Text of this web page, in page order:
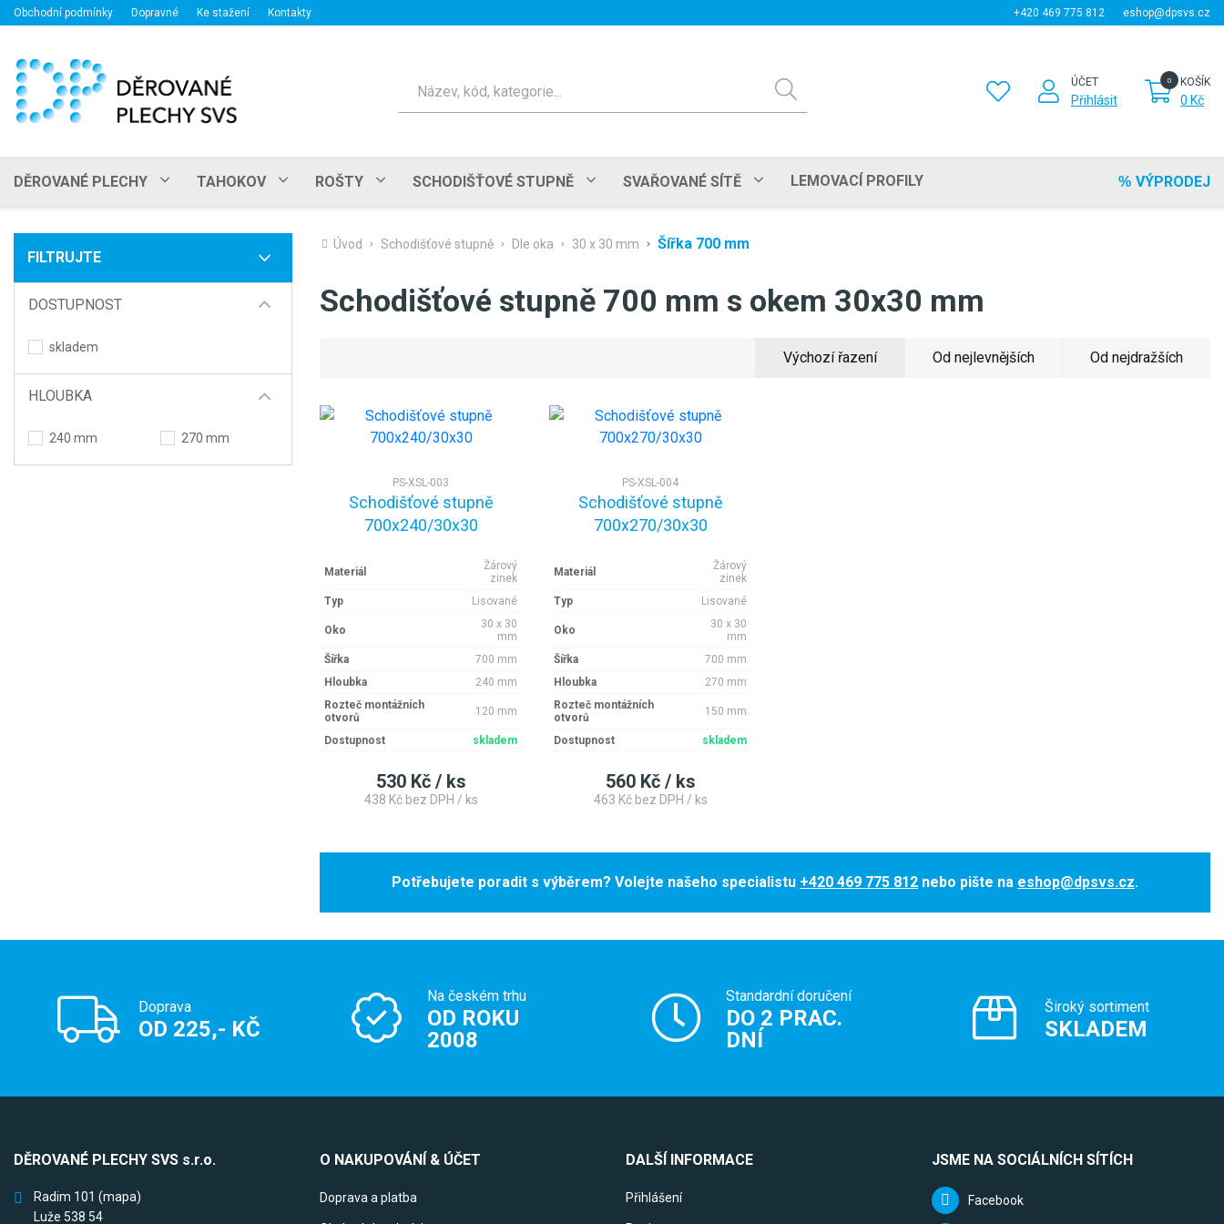
Obchodní podmínky Dopravné Ke stažení Kontakty +420 469 775 812 eshop@dpsvs.cz
ÚČET
Přihlásit
KOŠÍK
0 Kč
DĚROVANÉ PLECHY TAHOKOV ROŠTY SCHODIŠŤOVÉ STUPNĚ SVAŘOVANÉ SÍTĚ LEMOVACÍ PROFILY VÝPRODEJ
FILTRUJTE
DOSTUPNOST
skladem
HLOUBKA
240 mm 270 mm
Úvod Schodišťové stupně Dle oka 30 x 30 mm Šířka 700 mm
Schodišťové stupně 700 mm s okem 30x30 mm
Výchozí řazení Od nejlevnějších Od nejdražších
PS-XSL-003
Schodišťové stupně
700x240/30x30
Materiál
Žárový
zinek
Typ
Lisované
Oko
30 x 30
mm
Šířka
700 mm
Hloubka
240 mm
Rozteč montážních
otvorů
120 mm
Dostupnost skladem
530 Kč / ks
438 Kč bez DPH / ks
PS-XSL-004
Schodišťové stupně
700x270/30x30
Materiál
Žárový
zinek
Typ
Lisované
Oko
30 x 30
mm
Šířka
700 mm
Hloubka
270 mm
Rozteč montážních
otvorů
150 mm
Dostupnost skladem
560 Kč / ks
463 Kč bez DPH / ks
Potřebujete poradit s výběrem? Volejte našeho specialistu +420 469 775 812 nebo pište na eshop@dpsvs.cz.
Doprava
OD 225,- KČ
Na českém trhu
OD ROKU
2008
Standardní doručení
DO 2 PRAC.
DNÍ
Široký sortiment
SKLADEM
DĚROVANÉ PLECHY SVS s.r.o.
Radim 101 (mapa)
Luže 538 54
O NAKUPOVÁNÍ & ÚČET
Doprava a platba
DALŠÍ INFORMACE
Přihlášení
JSME NA SOCIÁLNÍCH SÍTÍCH
Facebook